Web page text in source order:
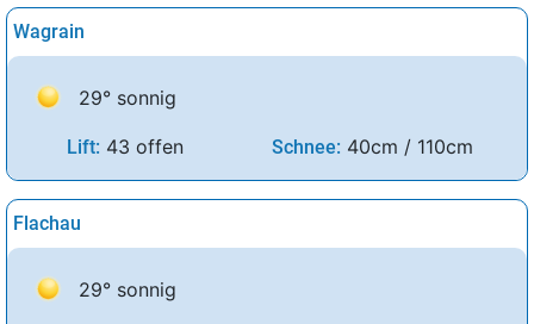
Wagrain
29° sonnig
Lift: 43 offen Schnee: 40cm / 110cm
Flachau
29° sonnig